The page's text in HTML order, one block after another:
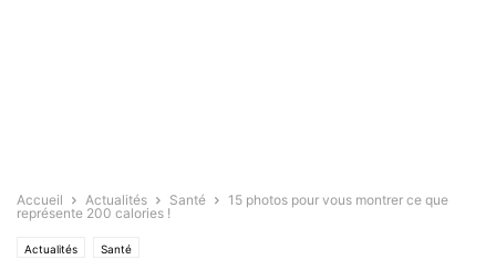
Accueil Actualités Santé
15 photos pour vous montrer ce que
représente 200 calories !
Actualités Santé